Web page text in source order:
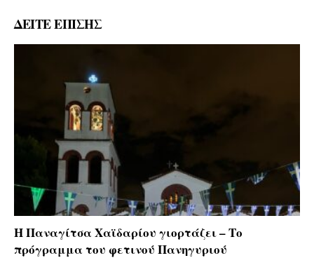
ΔΕΙΤΕ ΕΠΙΣΗΣ
Η Παναγίτσα Χαϊδαρίου γιορτάζει – Το
πρόγραμμα του φετινού Πανηγυριού